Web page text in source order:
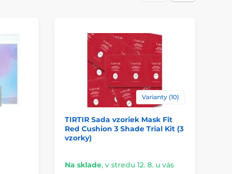
Varianty (10)
TIRTIR Sada vzoriek Mask Fit
Red Cushion 3 Shade Trial Kit (3
vzorky)
Na sklade, v stredu 12. 8. u vás